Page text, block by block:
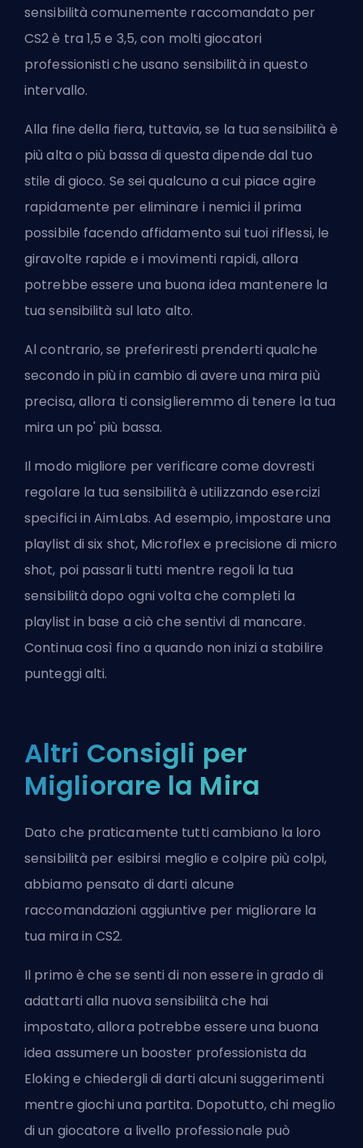
sensibilità comunemente raccomandato per
CS2 è tra 1,5 e 3,5, con molti giocatori
professionisti che usano sensibilità in questo
intervallo.
Alla fine della fiera, tuttavia, se la tua sensibilità è
più alta o più bassa di questa dipende dal tuo
stile di gioco. Se sei qualcuno a cui piace agire
rapidamente per eliminare i nemici il prima
possibile facendo affidamento sui tuoi riflessi, le
giravolte rapide e i movimenti rapidi, allora
potrebbe essere una buona idea mantenere la
tua sensibilità sul lato alto.
Al contrario, se preferiresti prenderti qualche
secondo in più in cambio di avere una mira più
precisa, allora ti consiglieremmo di tenere la tua
mira un po' più bassa.
Il modo migliore per verificare come dovresti
regolare la tua sensibilità è utilizzando esercizi
specifici in AimLabs. Ad esempio, impostare una
playlist di six shot, Microflex e precisione di micro
shot, poi passarli tutti mentre regoli la tua
sensibilità dopo ogni volta che completi la
playlist in base a ciò che sentivi di mancare.
Continua così fino a quando non inizi a stabilire
punteggi alti.
Altri Consigli per
Migliorare la Mira
Dato che praticamente tutti cambiano la loro
sensibilità per esibirsi meglio e colpire più colpi,
abbiamo pensato di darti alcune
raccomandazioni aggiuntive per migliorare la
tua mira in CS2.
Il primo è che se senti di non essere in grado di
adattarti alla nuova sensibilità che hai
impostato, allora potrebbe essere una buona
idea assumere un booster professionista da
Eloking e chiedergli di darti alcuni suggerimenti
mentre giochi una partita. Dopotutto, chi meglio
di un giocatore a livello professionale può